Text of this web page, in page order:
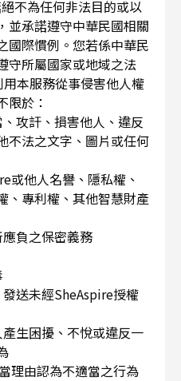
不為任何非法目的或以
並承諾遵守中華民國相關
國際慣例。您若係中華民
守所屬國家或地域之法
本服務從事侵害他人權
限於：
、攻訐、損害他人、違反
不法之文字、圖片或任何
或他人名譽、隱私權、
、專利權、其他智慧財產
應負之保密義務
發送未經SheAspire授權
產生困擾、不悅或違反一
理由認為不適當之行為